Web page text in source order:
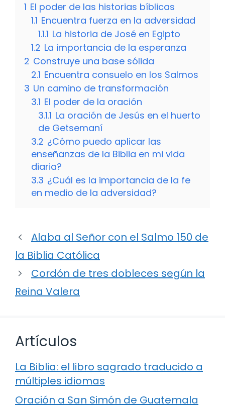
1 El poder de las historias bíblicas
1.1 Encuentra fuerza en la adversidad
1.1.1 La historia de José en Egipto
1.2 La importancia de la esperanza
2 Construye una base sólida
2.1 Encuentra consuelo en los Salmos
3 Un camino de transformación
3.1 El poder de la oración
3.1.1 La oración de Jesús en el huerto
de Getsemaní
3.2 ¿Cómo puedo aplicar las
enseñanzas de la Biblia en mi vida
diaria?
3.3 ¿Cuál es la importancia de la fe
en medio de la adversidad?
Alaba al Señor con el Salmo 150 de
la Biblia Católica
Cordón de tres dobleces según la
Reina Valera
Artículos
La Biblia: el libro sagrado traducido a
múltiples idiomas
Oración a San Simón de Guatemala